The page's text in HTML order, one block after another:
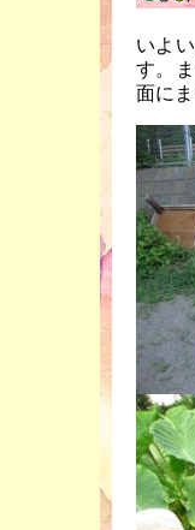
いよ
す。
面に